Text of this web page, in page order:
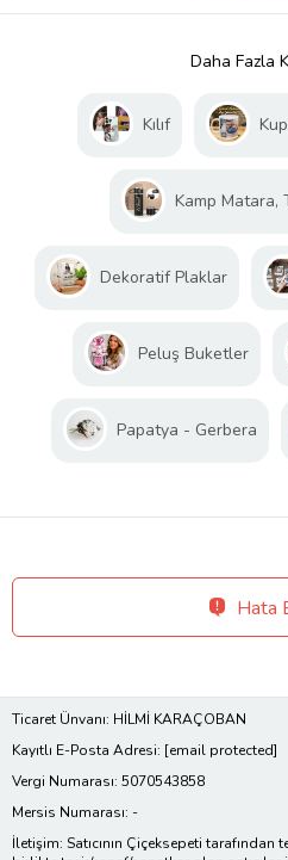
Daha Fazla
Kılıf
Kamp Matara,
Dekoratif Plaklar
Peluş Buketler
Papatya - Gerbera
Hata
Ticaret Ünvanı: HİLMİ KARAÇOBAN
Kayıtlı E-Posta Adresi: [email protected]
Vergi Numarası: 5070543858
Mersis Numarası: -
İletişim: Satıcının Çiçeksepeti